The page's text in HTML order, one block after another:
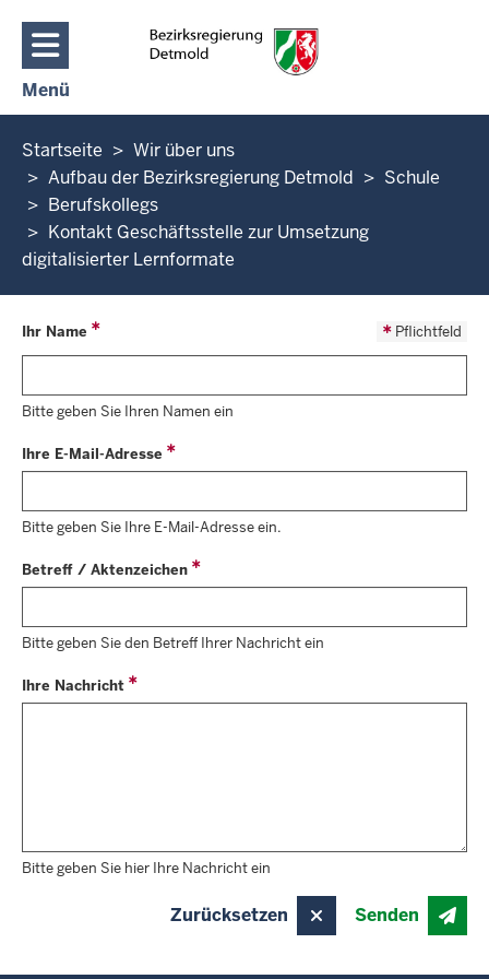
Direkt zum Inhalt
Menü
Sie
befinden
sich
hier
Startseite
Wir über uns
Aufbau der Bezirksregierung Detmold
Schule
Berufskollegs
Kontakt Geschäftsstelle zur Umsetzung
digitalisierter Lernformate
Pflichtfeld
Ihr Name
Bitte geben Sie Ihren Namen ein
Ihre E-Mail-Adresse
Bitte geben Sie Ihre E-Mail-Adresse ein.
Betreff / Aktenzeichen
Bitte geben Sie den Betreff Ihrer Nachricht ein
Ihre Nachricht
Bitte geben Sie hier Ihre Nachricht ein
Zurücksetzen Senden